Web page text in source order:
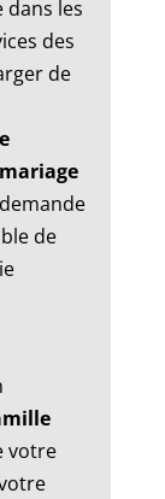
les
des
de
de
votre